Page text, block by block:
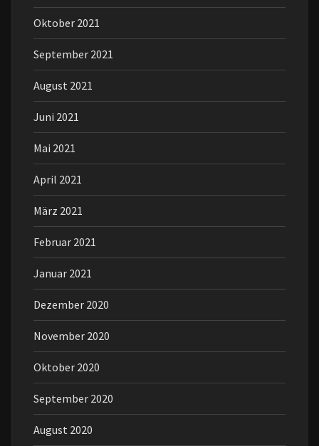
Oktober 2021
September 2021
August 2021
Juni 2021
Mai 2021
April 2021
März 2021
Februar 2021
Januar 2021
Dezember 2020
November 2020
Oktober 2020
September 2020
August 2020